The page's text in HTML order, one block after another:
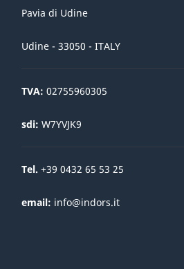
Pavia di Udine
Udine - 33050 - ITALY
TVA: 02755960305
sdi: W7YVJK9
Tel. +39 0432 65 53 25
email: info@indors.it